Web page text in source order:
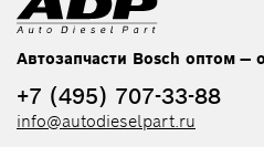
Автозапчасти Bosch оптом
+7 (495) 707-33-88
info@autodieselpart.ru